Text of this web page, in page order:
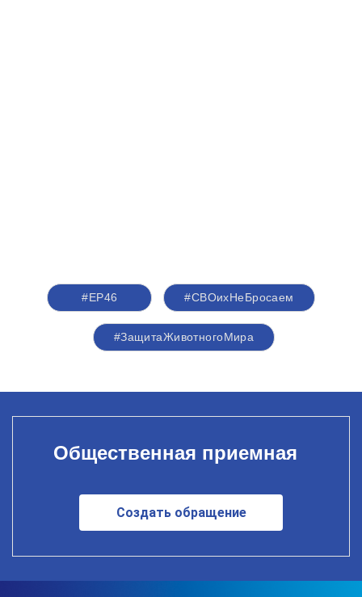
#ЕР46 #СВОихНеБросаем
#ЗащитаЖивотногоМира
Общественная приемная
Создать обращение